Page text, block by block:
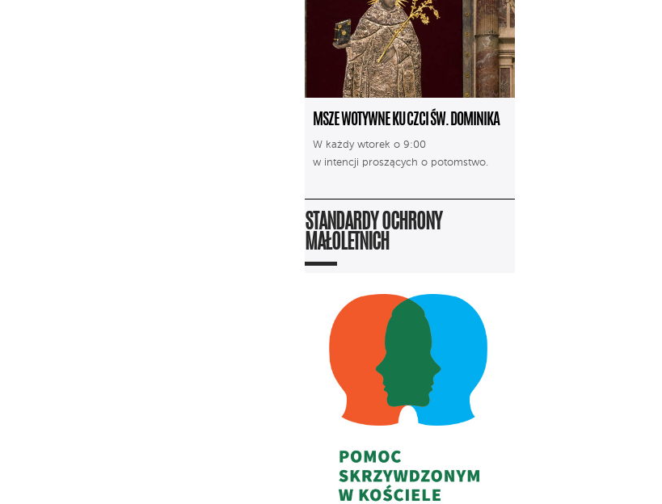
MSZE WOTYWNE KU CZCI ŚW. DOMINIKA
W każdy wtorek o 9:00
w intencji proszących o potomstwo.
STANDARDY OCHRONY
MAŁOLETNICH